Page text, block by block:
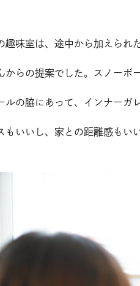
趣味室は、途中から加えられ
からの提案でした。スノーボ
ルの脇にあって、インナーガ
もいいし、家との距離感もい